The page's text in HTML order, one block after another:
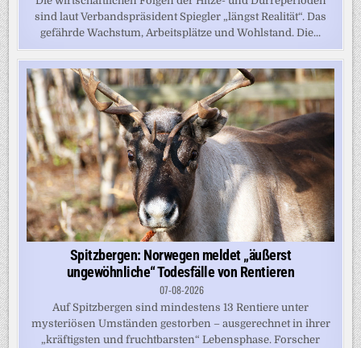
sind laut Verbandspräsident Spiegler „längst Realität“. Das
gefährde Wachstum, Arbeitsplätze und Wohlstand. Die...
Spitzbergen: Norwegen meldet „äußerst
ungewöhnliche“ Todesfälle von Rentieren
07-08-2026
Auf Spitzbergen sind mindestens 13 Rentiere unter
mysteriösen Umständen gestorben – ausgerechnet in ihrer
„kräftigsten und fruchtbarsten“ Lebensphase. Forscher